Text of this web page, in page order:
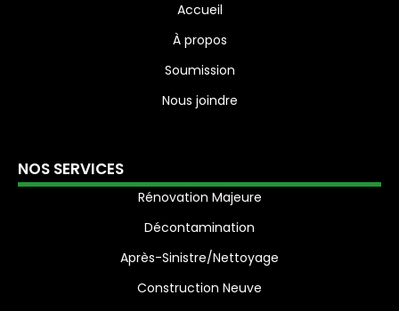
Accueil
À propos
Soumission
Nous joindre
NOS SERVICES
Rénovation Majeure
Décontamination
Après-Sinistre/Nettoyage
Construction Neuve